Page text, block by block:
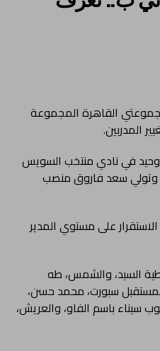
القاهرة المجموعة
المدربين.
وحيد في نادي منتخب السويس
وتولي سعد فاروق منصب
على مستوي المدير
السيد، والشمس، طه
سبورت، محمد حسن،
سيناء باسم الفاو، والعريش،